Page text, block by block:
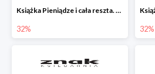
Książka Pieniądze i cała reszta. Naucz dziecko oszczędzać, dzielić się i mądrze wydawać
32% 32%